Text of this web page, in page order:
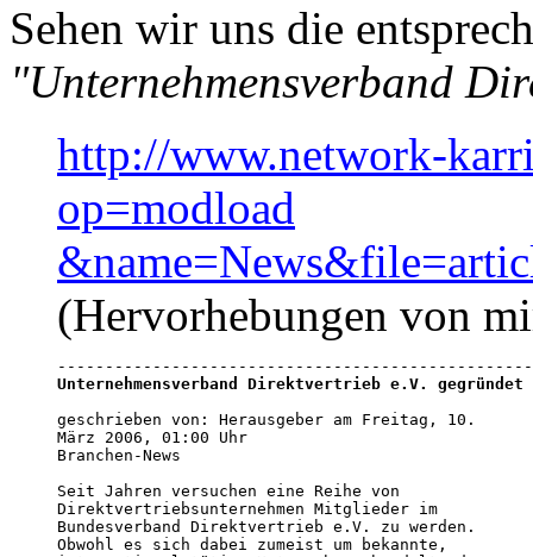
Sehen wir uns die
"Unternehmensverband
http://www.network-
op=modload
(Hervorhebungen von
Unternehmensverband Direktvertrieb e.V. gegründet
geschrieben von: Herausgeber am Freitag, 10.
März 2006, 01:00 Uhr
Branchen-News
Seit Jahren versuchen eine Reihe von
Direktvertriebsunternehmen Mitglieder im
Bundesverband Direktvertrieb e.V. zu werden.
Obwohl es sich dabei zumeist um bekannte,